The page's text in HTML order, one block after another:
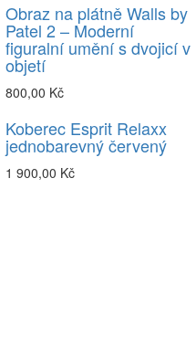
Obraz na plátně Walls by
Patel 2 – Moderní
figuralní umění s dvojicí v
objetí
800,00 Kč
Koberec Esprit Relaxx
jednobarevný červený
1 900,00 Kč